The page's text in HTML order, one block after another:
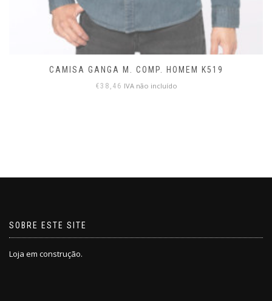
CAMISA GANGA M. COMP. HOMEM K519
€38,46 IVA não incluído
SOBRE ESTE SITE
Loja em construção.